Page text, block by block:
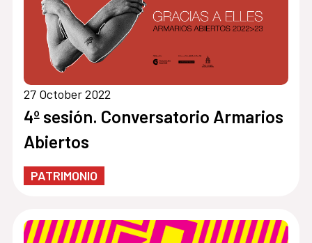
27 October 2022
4º sesión. Conversatorio Armarios
Abiertos
PATRIMONIO